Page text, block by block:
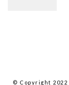
© Copyright 2022